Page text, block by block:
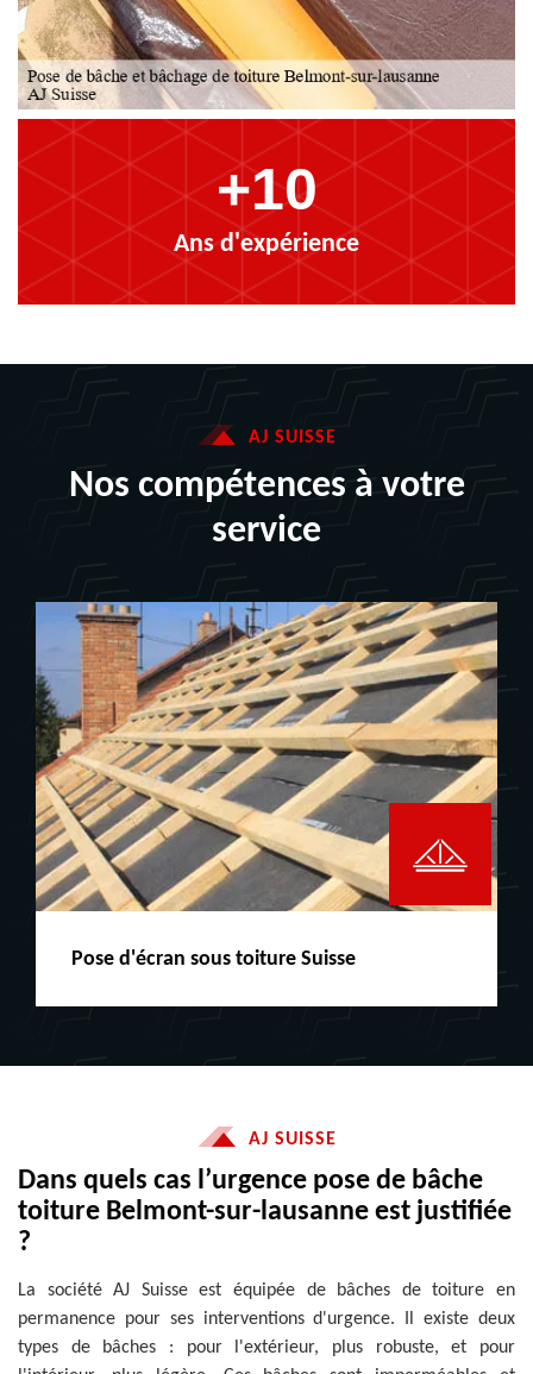
+10
Ans d'expérience
AJ SUISSE
Nos compétences à votre
service
Peinture boiserie LE
AJ SUISSE
Dans quels cas l’urgence pose de bâche
toiture Belmont-sur-lausanne est justifiée
?
La société AJ Suisse est équipée de bâches de toiture en
permanence pour ses interventions d'urgence. Il existe deux
types de bâches : pour l'extérieur, plus robuste, et pour